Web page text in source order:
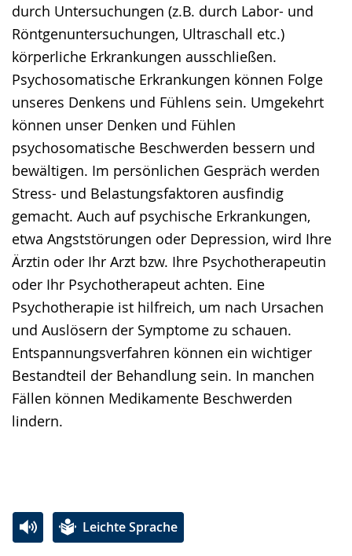
durch Untersuchungen (z.B. durch Labor- und
Röntgenuntersuchungen, Ultraschall etc.)
körperliche Erkrankungen ausschließen.
Psychosomatische Erkrankungen können Folge
unseres Denkens und Fühlens sein. Umgekehrt
können unser Denken und Fühlen
psychosomatische Beschwerden bessern und
bewältigen. Im persönlichen Gespräch werden
Stress- und Belastungsfaktoren ausfindig
gemacht. Auch auf psychische Erkrankungen,
etwa Angststörungen oder Depression, wird Ihre
Ärztin oder Ihr Arzt bzw. Ihre Psychotherapeutin
oder Ihr Psychotherapeut achten. Eine
Psychotherapie ist hilfreich, um nach Ursachen
und Auslösern der Symptome zu schauen.
Entspannungsverfahren können ein wichtiger
Bestandteil der Behandlung sein. In manchen
Fällen können Medikamente Beschwerden
lindern.
Leichte Sprache